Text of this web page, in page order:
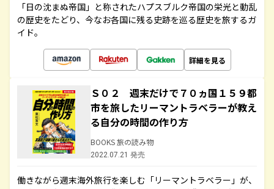
「日の沈まぬ帝国」と称されたハプスブルク帝国の栄光と動乱
の歴史をたどり、今なお各国に残る史跡を巡る歴史を旅するガ
イド。
詳細を見る
Ｓ０２ 週末だけで７０ヵ国１５９都
市を旅したリーマントラベラーが教え
る自分の時間の作り方
BOOKS 旅の読み物
2022.07.21 発売
働きながら週末海外旅行を楽しむ「リーマントラベラー」が、